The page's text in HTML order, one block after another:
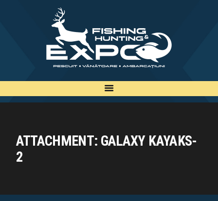
ATTACHMENT: GALAXY KAYAKS-
2
INFO
EXPOZANTI
EDITII